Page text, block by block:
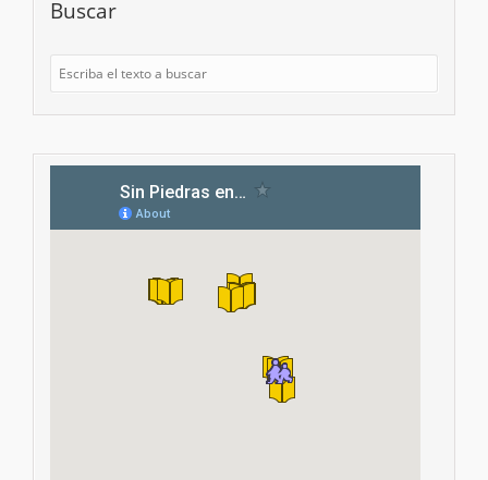
Buscar